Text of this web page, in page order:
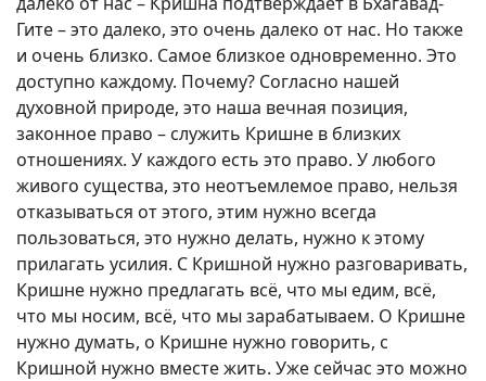
Гите – это далеко, это очень далеко от нас. Но также
и очень близко. Самое близкое одновременно. Это
доступно каждому. Почему? Согласно нашей
духовной природе, это наша вечная позиция,
законное право – служить Кришне в близких
отношениях. У каждого есть это право. У любого
живого существа, это неотъемлемое право, нельзя
отказываться от этого, этим нужно всегда
пользоваться, это нужно делать, нужно к этому
прилагать усилия. С Кришной нужно разговаривать,
Кришне нужно предлагать всё, что мы едим, всё,
что мы носим, всё, что мы зарабатываем. О Кришне
нужно думать, о Кришне нужно говорить, с
Кришной нужно вместе жить. Уже сейчас это можно